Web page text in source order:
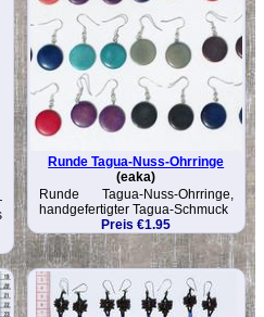
Runde Tagua-Nuss-Ohrringe
(eaka)
Runde Tagua-Nuss-Ohrringe,
handgefertigter Tagua-Schmuck
Preis €1.95